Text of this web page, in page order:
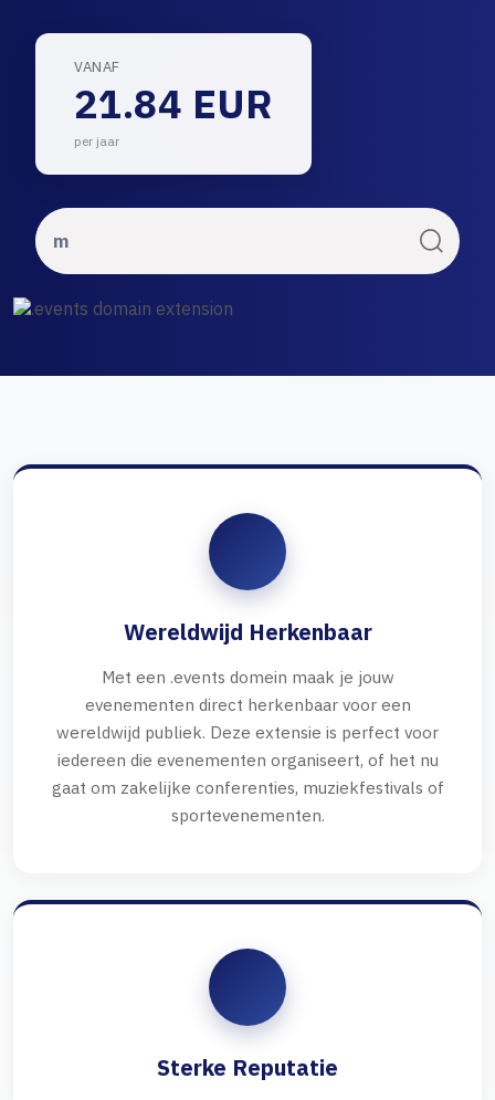
VANAF
21.84 EUR
per jaar
Wereldwijd Herkenbaar
Met een .events domein maak je jouw
evenementen direct herkenbaar voor een
wereldwijd publiek. Deze extensie is perfect voor
iedereen die evenementen organiseert, of het nu
gaat om zakelijke conferenties, muziekfestivals of
sportevenementen.
Sterke Reputatie